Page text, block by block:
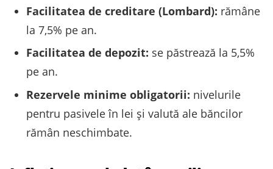
Facilitatea de creditare (Lombard): rămâne
la 7,5% pe an.
Facilitatea de depozit: se păstrează la 5,5%
pe an.
Rezervele minime obligatorii: nivelurile
pentru pasivele în lei și valută ale băncilor
rămân neschimbate.